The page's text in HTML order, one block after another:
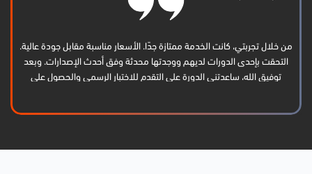
من خلال تجربتي، كانت الخدمة ممتازة جدًا. الأسعار مناسبة مقابل جودة عالية.
التحقت بإحدى الدورات لديهم ووجدتها محدثة وفق أحدث الإصدارات. وبعد
توفيق الله، ساعدتني الدورة على التقدم للاختبار الرسمي والحصول على